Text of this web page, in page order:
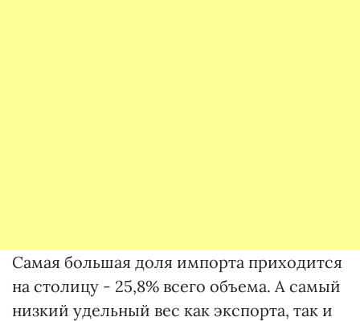
Самая большая доля импорта приходится
на столицу - 25,8% всего объема. А самый
низкий удельный вес как экспорта, так и